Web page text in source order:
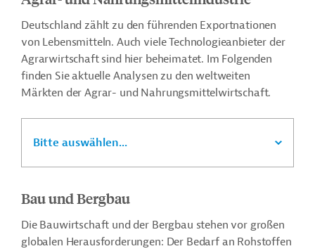
Deutschland zählt zu den führenden Exportnationen
von Lebensmitteln. Auch viele Technologieanbieter der
Agrarwirtschaft sind hier beheimatet. Im Folgenden
finden Sie aktuelle Analysen zu den weltweiten
Märkten der Agrar- und Nahrungsmittelwirtschaft.
Bitte auswählen...
Bau und Bergbau
Die Bauwirtschaft und der Bergbau stehen vor großen
globalen Herausforderungen: Der Bedarf an Rohstoffen